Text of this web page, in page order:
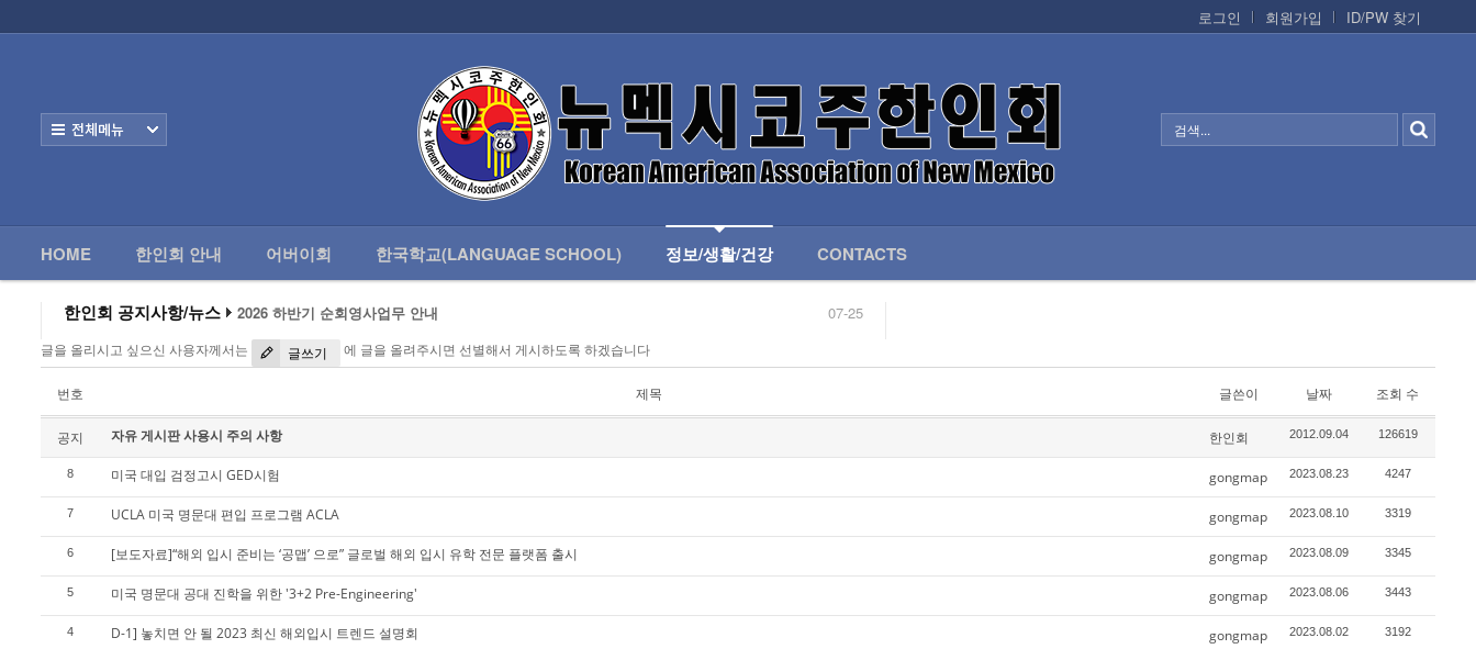
로그인
회원가입 ID/PW 찾기
HOME 한인회 안내 어버이회 한국학교(LANGUAGE SCHOOL) 정보/생활/건강 CONTACTS
한인회 공지사항/뉴스 07-25
2026 하반기 순회영사업무 안내
왕과 사는 남자 앨버커키에서 영화 상영합니다.
02-20
알버커키 감리교회 부흥회 조영진 목사님
07-25
2026 하반기 순회영사업무 안내
글을 올리시고 싶으신 사용자께서는 글쓰기 에 글을 올려주시면 선별해서 게시하도록 하겠습니다
번호 제목 글쓴이 날짜 조회 수
공지 자유 게시판 사용시 주의 사항 한인회 2012.09.04 126619
8 미국 대입 검정고시 GED시험 gongmap 2023.08.23 4247
7 UCLA 미국 명문대 편입 프로그램 ACLA gongmap 2023.08.10 3319
6 [보도자료]“해외 입시 준비는 ‘공맵’ 으로” 글로벌 해외 입시 유학 전문 플랫폼 출시 gongmap 2023.08.09 3345
5 미국 명문대 공대 진학을 위한 '3+2 Pre-Engineering' gongmap 2023.08.06 3443
4 D-1] 놓치면 안 될 2023 최신 해외입시 트렌드 설명회 gongmap 2023.08.02 3192
한인회 안내
정보/생활/건강
- 한인회총람(2012)
- 뉴멕시코 한인업소록
- 뉴멕시코골프회
Contacts